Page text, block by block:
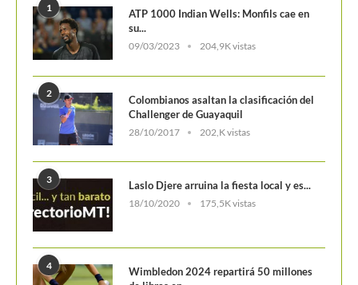
1
ATP 1000 Indian Wells: Monfils cae en
su...
09/03/2023 204,9K vistas
2
Colombianos asaltan la clasificación del
Challenger de Guayaquil
28/10/2017 202,K vistas
3 Laslo Djere arruina la fiesta local y es...
18/10/2020 175,5K vistas
4
Wimbledon 2024 repartirá 50 millones